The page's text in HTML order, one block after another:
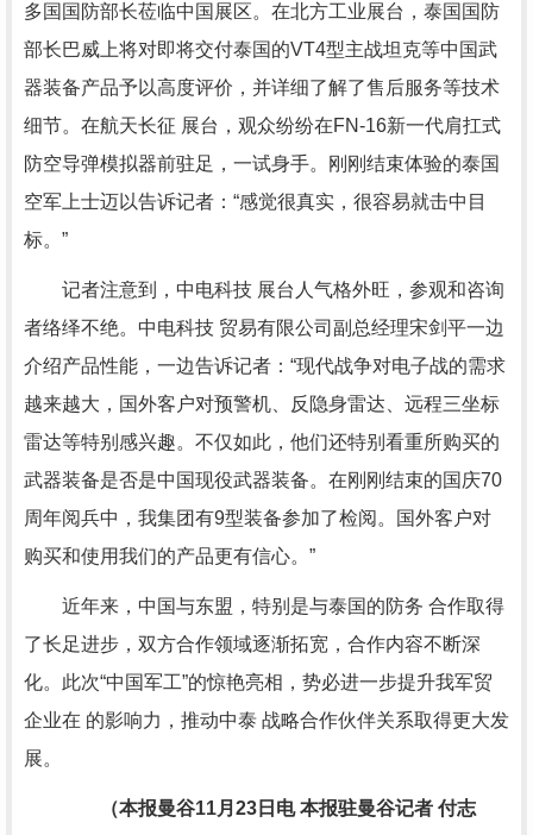
多国国防部长莅临中国展区。在北方工业展台，泰国国防
部长巴威上将对即将交付泰国的VT4型主战坦克等中国武
器装备产品予以高度评价，并详细了解了售后服务等技术
细节。在航天长征 展台，观众纷纷在FN-16新一代肩扛式
防空导弹模拟器前驻足，一试身手。刚刚结束体验的泰国
空军上士迈以告诉记者：“感觉很真实，很容易就击中目
标。”
记者注意到，中电科技 展台人气格外旺，参观和咨询
者络绎不绝。中电科技 贸易有限公司副总经理宋剑平一边
介绍产品性能，一边告诉记者：“现代战争对电子战的需求
越来越大，国外客户对预警机、反隐身雷达、远程三坐标
雷达等特别感兴趣。不仅如此，他们还特别看重所购买的
武器装备是否是中国现役武器装备。在刚刚结束的国庆70
周年阅兵中，我集团有9型装备参加了检阅。国外客户对
购买和使用我们的产品更有信心。”
近年来，中国与东盟，特别是与泰国的防务 合作取得
了长足进步，双方合作领域逐渐拓宽，合作内容不断深
化。此次“中国军工”的惊艳亮相，势必进一步提升我军贸
企业在 的影响力，推动中泰 战略合作伙伴关系取得更大发
展。
（本报曼谷11月23日电 本报驻曼谷记者 付志